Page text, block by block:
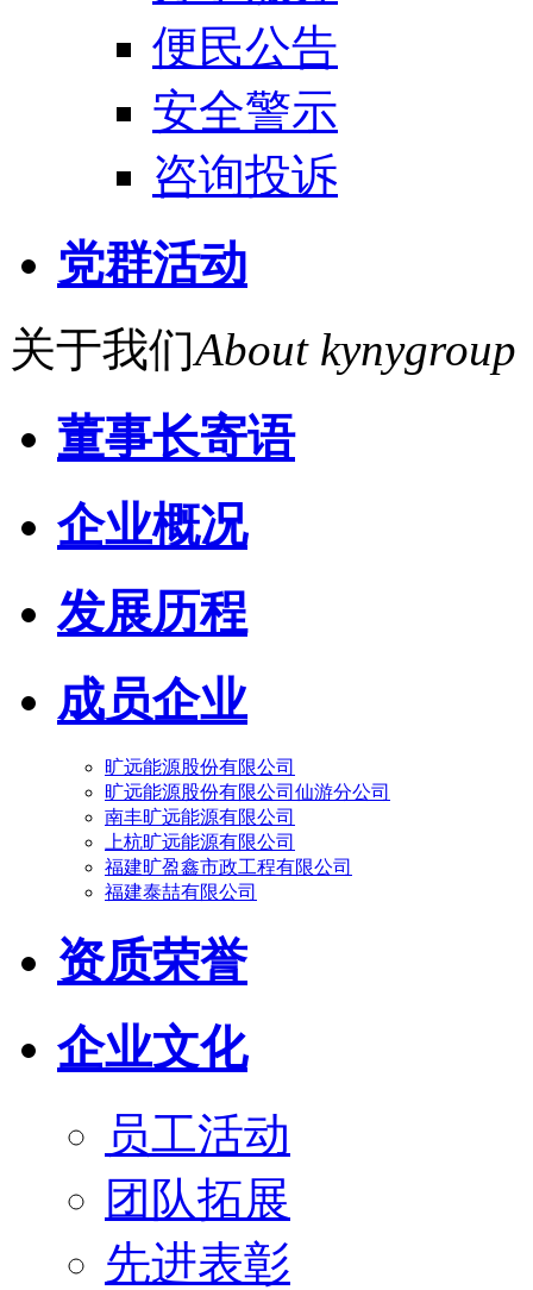
便民公告
安全警示
咨询投诉
党群活动
关于我们About kynygroup
董事长寄语
企业概况
发展历程
成员企业
旷远能源股份有限公司
旷远能源股份有限公司仙游分公司
南丰旷远能源有限公司
上杭旷远能源有限公司
福建旷盈鑫市政工程有限公司
福建泰喆有限公司
资质荣誉
企业文化
员工活动
团队拓展
先进表彰